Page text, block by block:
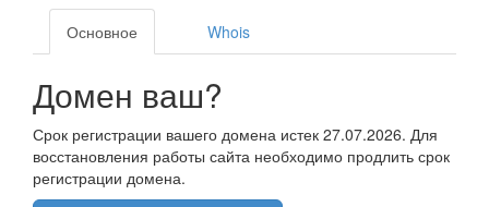
Основное Whois
Домен ваш?
Срок регистрации вашего домена истек 27.07.2026. Для
восстановления работы сайта необходимо продлить срок
регистрации домена.